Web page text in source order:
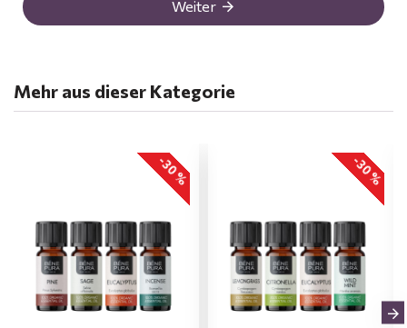
Weiter
Mehr aus dieser Kategorie
-30 % -30 %